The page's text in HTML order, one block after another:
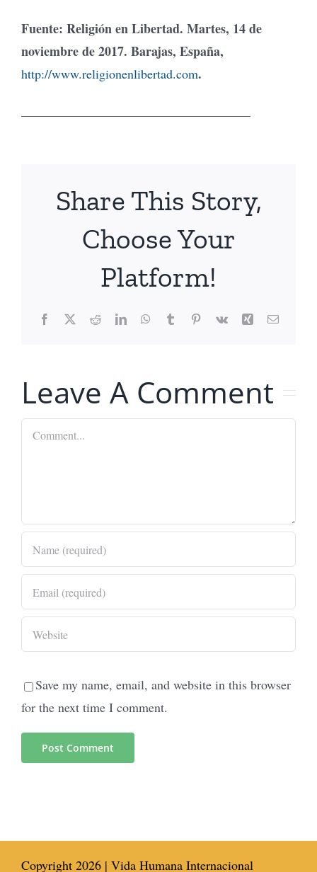
Fuente: Religión en Libertad. Martes, 14 de
noviembre de 2017. Barajas, España,
http://www.religionenlibertad.com.
Share This Story,
Choose Your
Platform!
Facebook
X RedditLinkedInWhatsApp
TumblrPinterest
Vk Xing Email
Leave A Comment
Comment
Save my name, email, and website in this browser
for the next time I comment.
Copyright 2026 | Vida Humana Internacional